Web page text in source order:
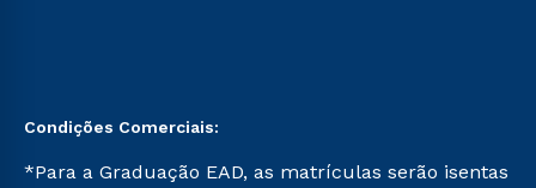
Condições Comerciais:
*Para a Graduação EAD, as matrículas serão isentas